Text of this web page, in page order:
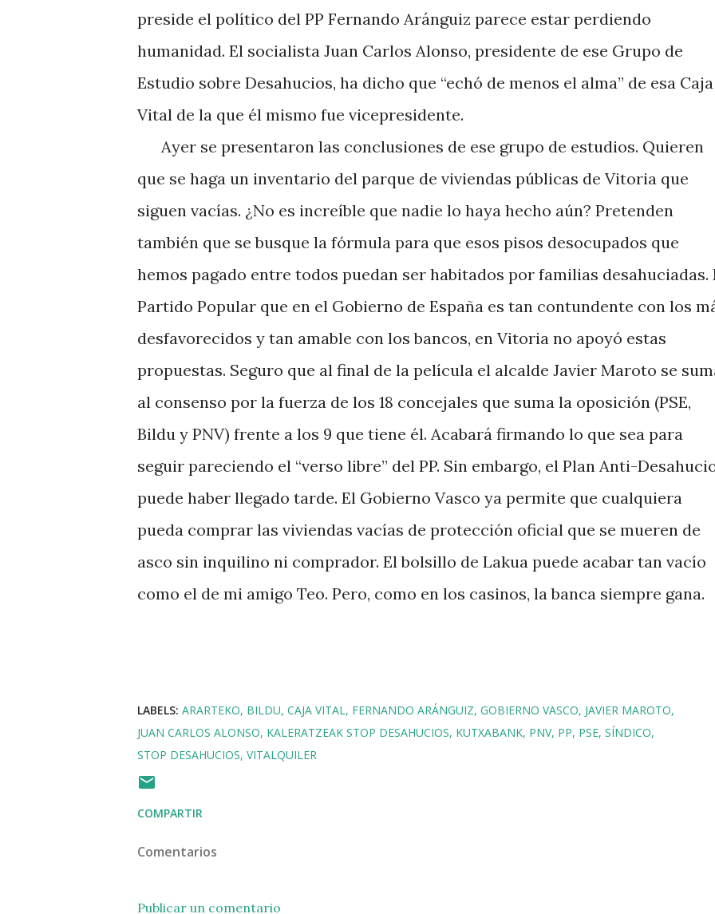
preside el político del PP Fernando Aránguiz parece estar perdiendo
humanidad. El socialista Juan Carlos Alonso, presidente de ese Grupo de
Estudio sobre Desahucios, ha dicho que “echó de menos el alma” de esa Caja
Vital de la que él mismo fue vicepresidente.
Ayer se presentaron las conclusiones de ese grupo de estudios. Quieren
que se haga un inventario del parque de viviendas públicas de Vitoria que
siguen vacías. ¿No es increíble que nadie lo haya hecho aún? Pretenden
también que se busque la fórmula para que esos pisos desocupados que
hemos pagado entre todos puedan ser habitados por familias desahuciadas.
Partido Popular que en el Gobierno de España es tan contundente con los
desfavorecidos y tan amable con los bancos, en Vitoria no apoyó estas
propuestas. Seguro que al final de la película el alcalde Javier Maroto se
al consenso por la fuerza de los 18 concejales que suma la oposición (PSE,
Bildu y PNV) frente a los 9 que tiene él. Acabará firmando lo que sea para
seguir pareciendo el “verso libre” del PP. Sin embargo, el Plan Anti-
puede haber llegado tarde. El Gobierno Vasco ya permite que cualquiera
pueda comprar las viviendas vacías de protección oficial que se mueren de
asco sin inquilino ni comprador. El bolsillo de Lakua puede acabar tan vacío
como el de mi amigo Teo. Pero, como en los casinos, la banca siempre gana.
LABELS: ARARTEKO BILDU CAJA VITAL FERNANDO ARÁNGUIZ GOBIERNO VASCO JAVIER MAROTO
JUAN CARLOS ALONSO KALERATZEAK STOP DESAHUCIOS KUTXABANK PNV PP PSE SÍNDICO
STOP DESAHUCIOS VITALQUILER
COMPARTIR
Comentarios
Publicar un comentario